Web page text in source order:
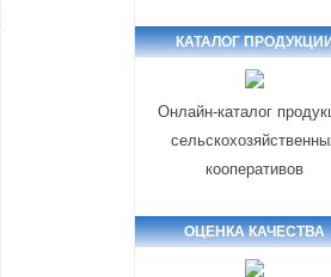
КАТАЛОГ
Онлайн-каталог
кооперативов
ОЦЕНКА КАЧЕСТВА